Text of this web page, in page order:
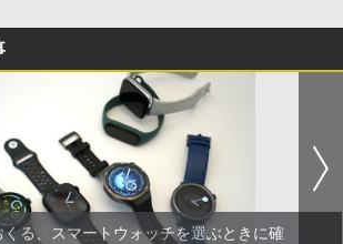
る、スマートウォッチを選ぶときに確